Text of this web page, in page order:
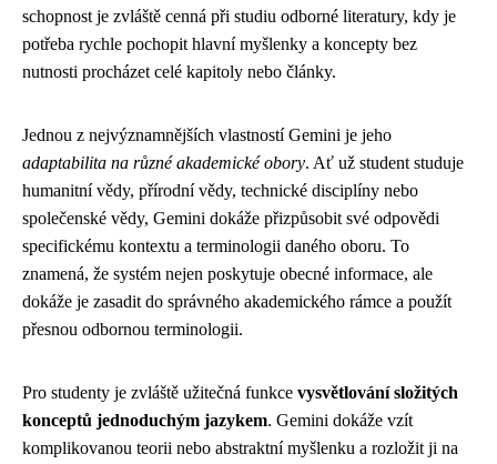
schopnost je zvláště cenná při studiu odborné literatury, kdy je
potřeba rychle pochopit hlavní myšlenky a koncepty bez
nutnosti procházet celé kapitoly nebo články.
Jednou z nejvýznamnějších vlastností Gemini je jeho
adaptabilita na různé akademické obory. Ať už student studuje
humanitní vědy, přírodní vědy, technické disciplíny nebo
společenské vědy, Gemini dokáže přizpůsobit své odpovědi
specifickému kontextu a terminologii daného oboru. To
znamená, že systém nejen poskytuje obecné informace, ale
dokáže je zasadit do správného akademického rámce a použít
přesnou odbornou terminologii.
Pro studenty je zvláště užitečná funkce vysvětlování složitých
konceptů jednoduchým jazykem. Gemini dokáže vzít
komplikovanou teorii nebo abstraktní myšlenku a rozložit ji na